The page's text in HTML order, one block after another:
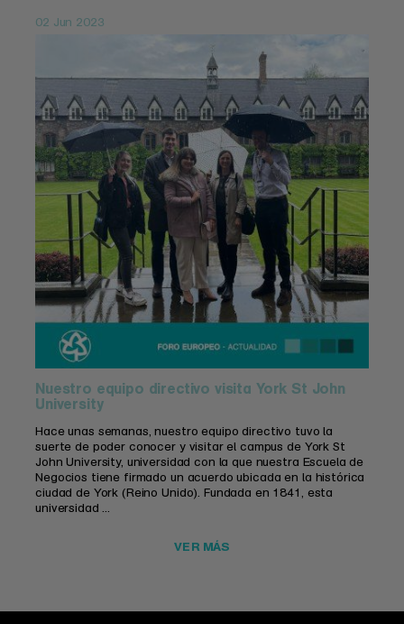
02 Jun 2023
Nuestro equipo directivo visita York St John
University
Hace unas semanas, nuestro equipo directivo tuvo la
suerte de poder conocer y visitar el campus de York St
John University, universidad con la que nuestra Escuela de
Negocios tiene firmado un acuerdo ubicada en la histórica
ciudad de York (Reino Unido). Fundada en 1841, esta
universidad ...
VER MÁS